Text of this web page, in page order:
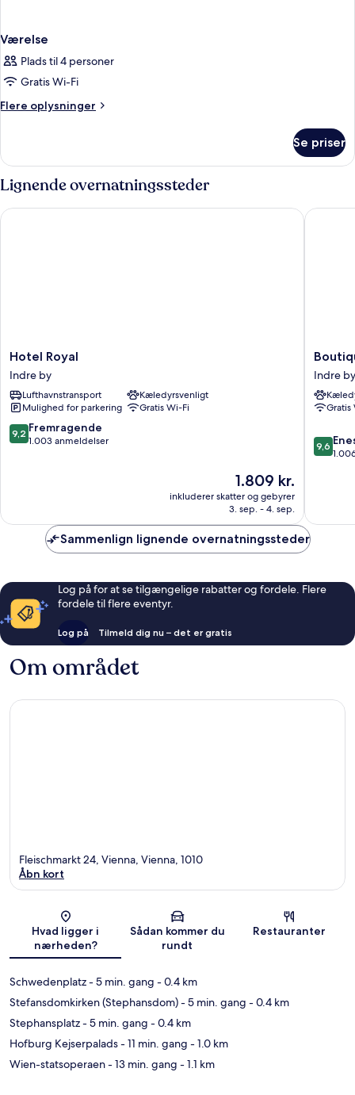
Værelse
Plads til 4 personer
Gratis Wi-Fi
Flere oplysninger
Flere
Se priser
Lignende overnatningssteder
Hotel
Royal
Indre
by
Hotel Royal
Indre by
Lufthavnstransport
Kæledyrsvenligt
Mulighed for parkering
Gratis Wi-Fi
9.2
ud
9,2 Fremragende
1.003 anmeldelser
Prisen
er
1.809 kr.
1.809 kr.
inkluderer skatter og gebyrer
3. sep. - 4. sep.
Hotel Royal
Hotel
Das
Tigra
Indre
Indre by
Gratis
9.6
ud
9,6
Sammenlign lignende overnatningssteder
Log på for at se tilgængelige rabatter og fordele. Flere
fordele til flere eventyr.
Log på Tilmeld dig nu – det er gratis
Om området
Kort
Fleischmarkt 24, Vienna, Vienna, 1010
Åbn kort
Hvad ligger i
nærheden?
Sådan kommer du
rundt
Restauranter
Schwedenplatz- 5 min. gang - 0.4 km
Stefansdomkirken (Stephansdom)- 5 min. gang - 0.4 km
Stephansplatz- 5 min. gang - 0.4 km
Hofburg Kejserpalads- 11 min. gang - 1.0 km
Wien-statsoperaen- 13 min. gang - 1.1 km